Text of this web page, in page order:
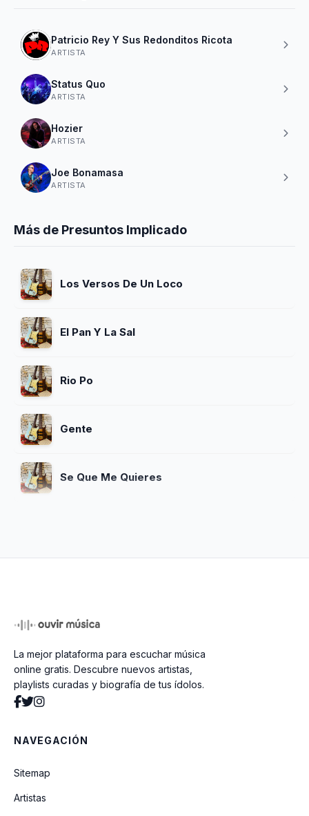
Patricio Rey Y Sus Redonditos Ricota
ARTISTA
Status Quo
ARTISTA
Hozier
ARTISTA
Joe Bonamasa
ARTISTA
Más de Presuntos Implicado
Los Versos De Un Loco
El Pan Y La Sal
Rio Po
Gente
Se Que Me Quieres
La mejor plataforma para escuchar música
online gratis. Descubre nuevos artistas,
playlists curadas y biografía de tus ídolos.
NAVEGACIÓN
Sitemap
Artistas